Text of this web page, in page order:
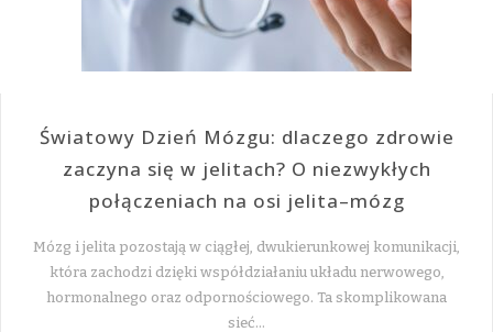
Światowy Dzień Mózgu: dlaczego zdrowie
zaczyna się w jelitach? O niezwykłych
połączeniach na osi jelita–mózg
Mózg i jelita pozostają w ciągłej, dwukierunkowej komunikacji,
która zachodzi dzięki współdziałaniu układu nerwowego,
hormonalnego oraz odpornościowego. Ta skomplikowana
sieć…